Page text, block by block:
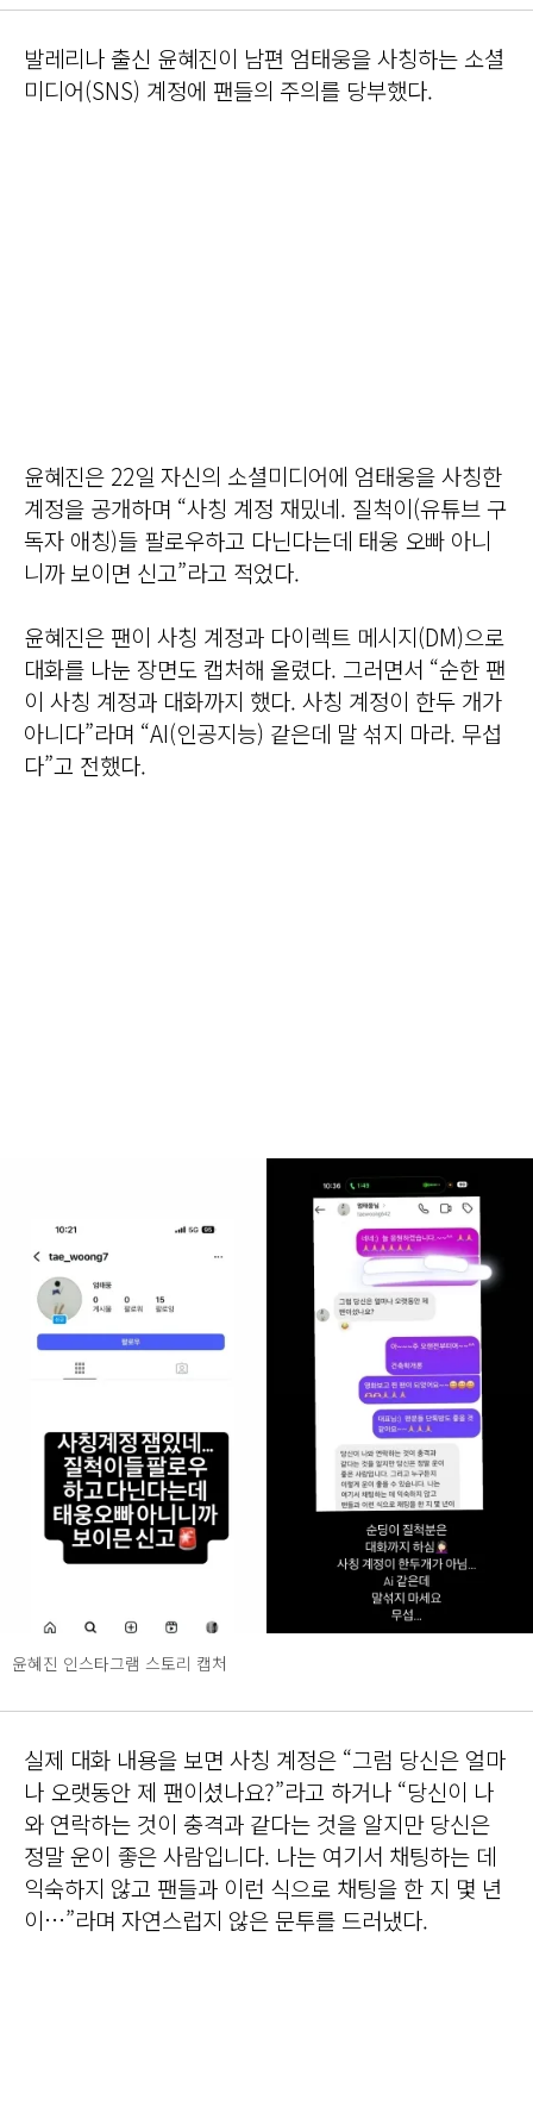
발레리나 출신 윤혜진이 남편 엄태웅을 사칭하는 소셜
미디어(SNS) 계정에 팬들의 주의를 당부했다.
윤혜진은 22일 자신의 소셜미디어에 엄태웅을 사칭한
계정을 공개하며 “사칭 계정 재밌네. 질척이(유튜브 구
독자 애칭)들 팔로우하고 다닌다는데 태웅 오빠 아니
니까 보이면 신고”라고 적었다.
윤혜진은 팬이 사칭 계정과 다이렉트 메시지(DM)으로
대화를 나눈 장면도 캡처해 올렸다. 그러면서 “순한 팬
이 사칭 계정과 대화까지 했다. 사칭 계정이 한두 개가
아니다”라며 “AI(인공지능) 같은데 말 섞지 마라. 무섭
다”고 전했다.
윤혜진 인스타그램 스토리 캡처
실제 대화 내용을 보면 사칭 계정은 “그럼 당신은 얼마
나 오랫동안 제 팬이셨나요?”라고 하거나 “당신이 나
와 연락하는 것이 충격과 같다는 것을 알지만 당신은
정말 운이 좋은 사람입니다. 나는 여기서 채팅하는 데
익숙하지 않고 팬들과 이런 식으로 채팅을 한 지 몇 년
이…”라며 자연스럽지 않은 문투를 드러냈다.